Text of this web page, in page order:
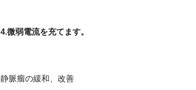
4.微弱電流を充てます。
静脈瘤の緩和、改善